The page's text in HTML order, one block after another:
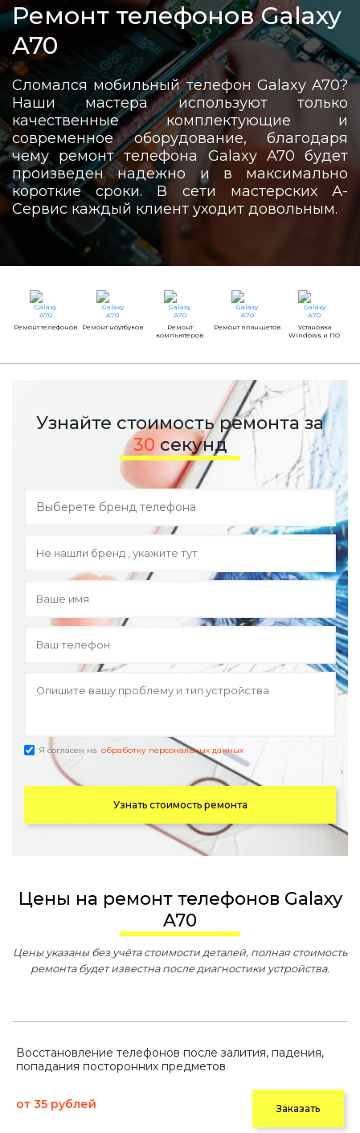
Ремонт телефонов Galaxy
A70
Сломался мобильный телефон Galaxy A70?
Наши мастера используют только
качественные комплектующие и
современное оборудование, благодаря
чему ремонт телефона Galaxy A70 будет
произведен надежно и в максимально
короткие сроки. В сети мастерских А-
Сервис каждый клиент уходит довольным.
Ремонт телефонов Ремонт ноутбуков
Ремонт
компьютеров
Ремонт планшетов
Установка
Windows и ПО
Узнайте стоимость ремонта за
30 секунд
Я согласен на обработку персональных данных
Узнать стоимость ремонта
Цены на ремонт телефонов Galaxy
A70
Цены указаны без учёта стоимости деталей, полная стоимость
ремонта будет известна после диагностики устройства.
Восстановление телефонов после залития, падения,
попадания посторонних предметов
от 35 рублей Заказать